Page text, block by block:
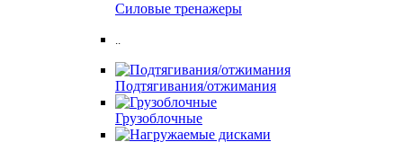
Силовые тренажеры
..
Подтягивания/отжимания
Грузоблочные